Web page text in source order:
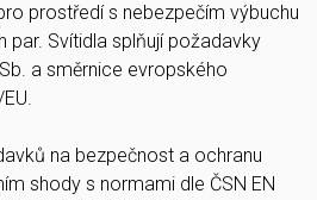
prostředí s nebezpečím výbuchu
par. Svítidla splňují požadavky
a směrnice evropského
na bezpečnost a ochranu
shody s normami dle ČSN EN